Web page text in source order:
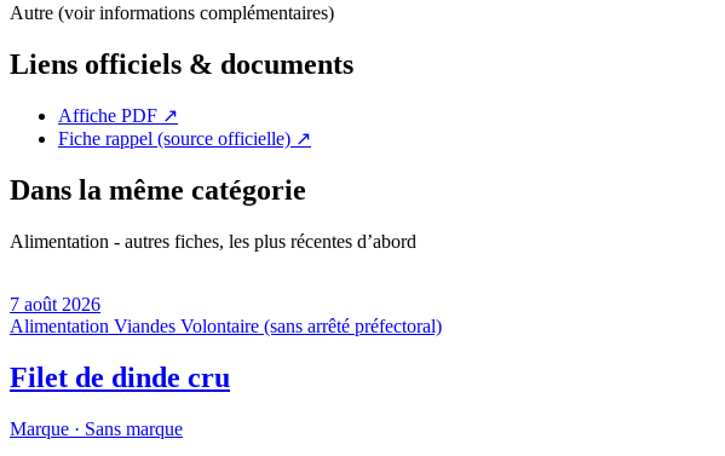
Autre (voir informations complémentaires)
Liens officiels & documents
Affiche PDF ↗
Fiche rappel (source officielle) ↗
Dans la même catégorie
Alimentation - autres fiches, les plus récentes d’abord
7 août 2026
Alimentation Viandes Volontaire (sans arrêté préfectoral)
Filet de dinde cru
Marque · Sans marque